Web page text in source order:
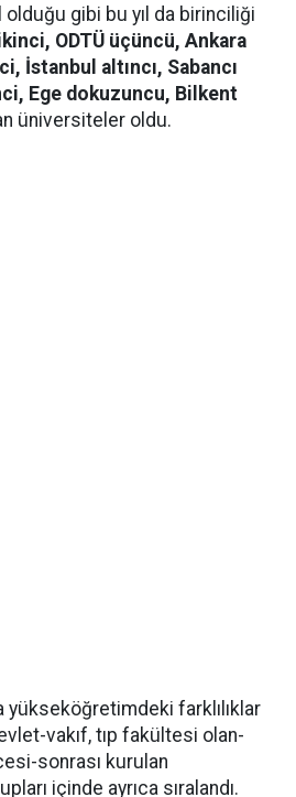
gibi bu yıl da birinciliği
ODTÜ üçüncü, Ankara
İstanbul altıncı, Sabancı
Ege dokuzuncu, Bilkent
üniversiteler oldu.
yükseköğretimdeki farklılıklar
vakıf, tıp fakültesi olan-
sonrası kurulan
içinde ayrıca sıralandı.